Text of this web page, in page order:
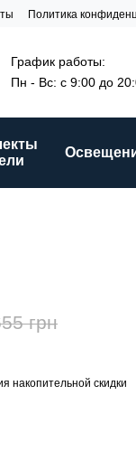
Политика
График работы:
Пн - Вс: с 9:00 до
грн
накопительной скидки